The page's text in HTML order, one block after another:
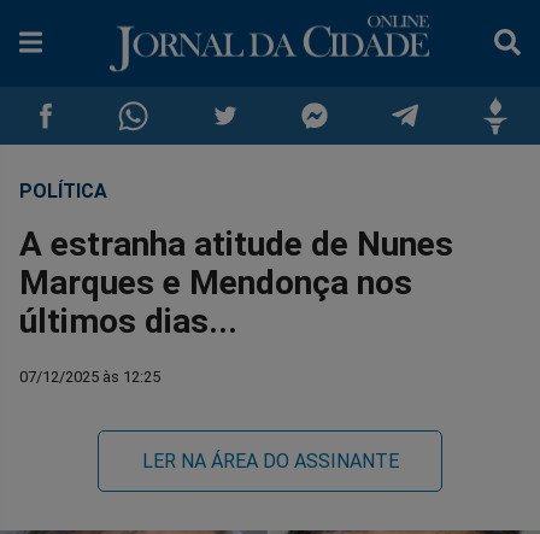
Compartilhar
no
Facebook
Compartilhar
no
Whatsapp
no
Twitter
no
no
POLÍTICA
A estranha atitude de Nunes
Marques e Mendonça nos
últimos dias...
07/12/2025 às 12:25
LER NA ÁREA DO ASSINANTE